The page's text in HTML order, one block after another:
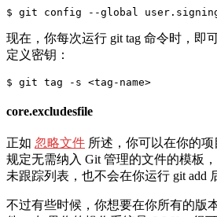
现在，你每次运行 git tag 命令时，即
定义密钥：
core.excludesfile
正如 忽略文件 所述，你可以在你的
规定无需纳入 Git 管理的文件的模板
未跟踪列表，也不会在你运行 git add
不过有些时候，你想要在你所有的版